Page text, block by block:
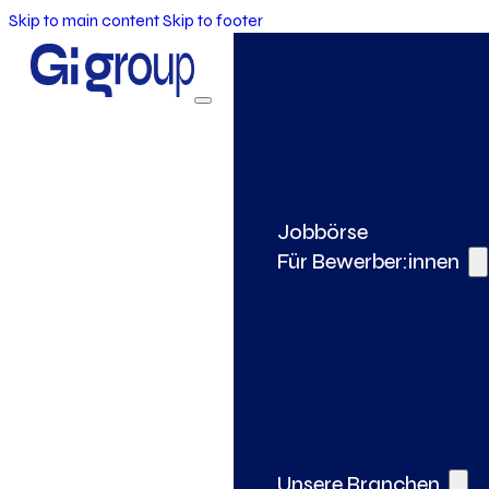
Skip to main contentSkip to footer
Jobbörse
Für Bewerber:innen